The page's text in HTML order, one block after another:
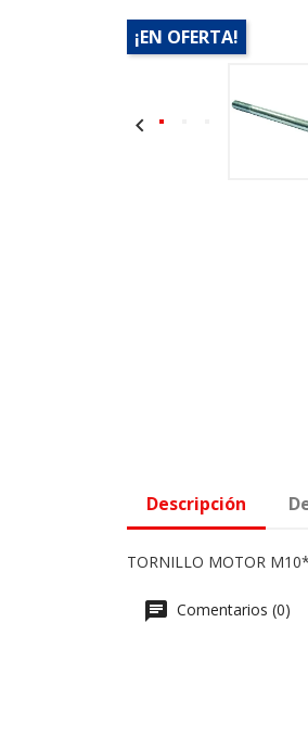
¡EN OFERTA!

Descripción
TORNILLO MOTOR
Comentarios (0)